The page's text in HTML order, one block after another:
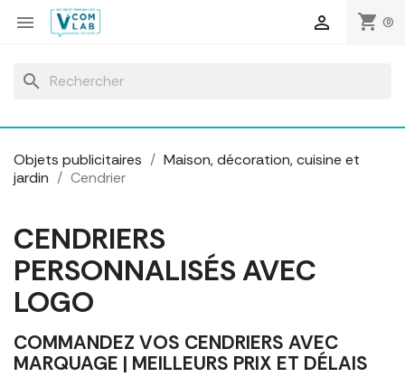
 shopping_cart (0)

search
Objets publicitaires
Maison, décoration, cuisine et
jardin
Cendrier
CENDRIERS
PERSONNALISÉS AVEC
LOGO
COMMANDEZ VOS CENDRIERS AVEC
MARQUAGE | MEILLEURS PRIX ET DÉLAIS
Panneau de gestion des cookies